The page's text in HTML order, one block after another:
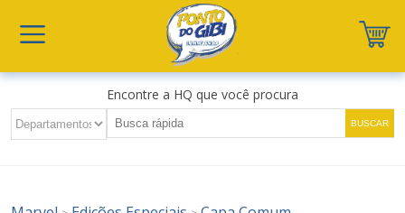
Encontre a HQ que você procura